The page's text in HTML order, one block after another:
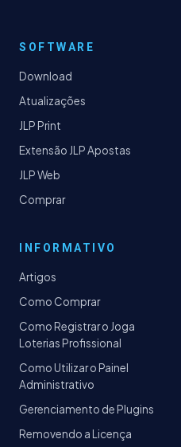
SOFTWARE
Download
Atualizações
JLP Print
Extensão JLP Apostas
JLP Web
Comprar
INFORMATIVO
Artigos
Como Comprar
Como Registrar o Joga
Loterias Profissional
Como Utilizar o Painel
Administrativo
Gerenciamento de Plugins
Removendo a Licença